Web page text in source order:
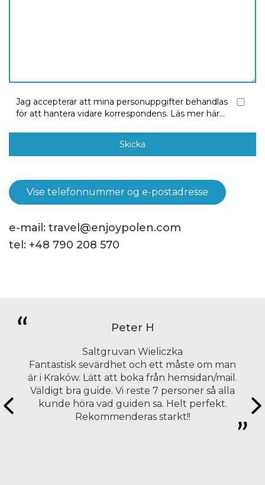
Jag accepterar att mina personuppgifter behandlas
för att hantera vidare korrespondens. Läs mer här...
Vise telefonnummer og e-postadresse
e-mail: travel@enjoypolen.com
tel: +48 790 208 570
Peter H
Saltgruvan Wieliczka
Fantastisk sevärdhet och ett måste om man
är i Kraków. Lätt att boka från hemsidan/mail.
Väldigt bra guide. Vi reste 7 personer så alla
kunde höra vad guiden sa. Helt perfekt.
Rekommenderas starkt!!